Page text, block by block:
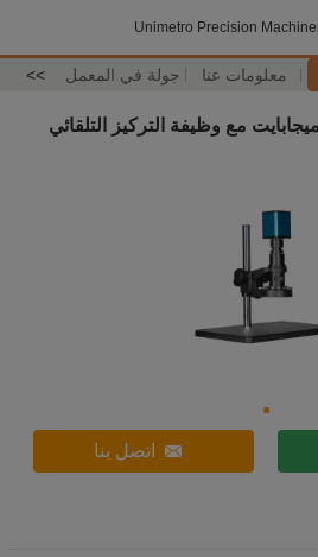
Unimetro Precision
معلومات عنا جولة في المعمل >>
اتصل بنا